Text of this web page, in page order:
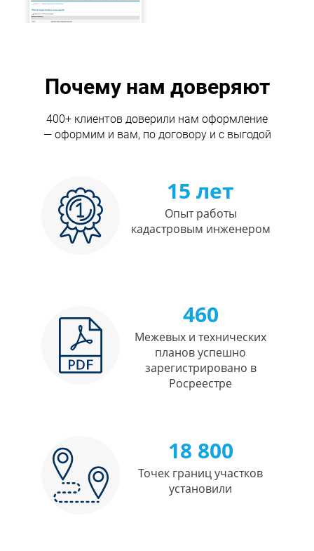
Почему нам доверяют
400+ клиентов доверили нам оформление
— оформим и вам, по договору и с выгодой
15 лет
Опыт работы
кадастровым инженером
460
Межевых и технических
планов успешно
зарегистрировано в
Росреестре
18 800
Точек границ участков
установили